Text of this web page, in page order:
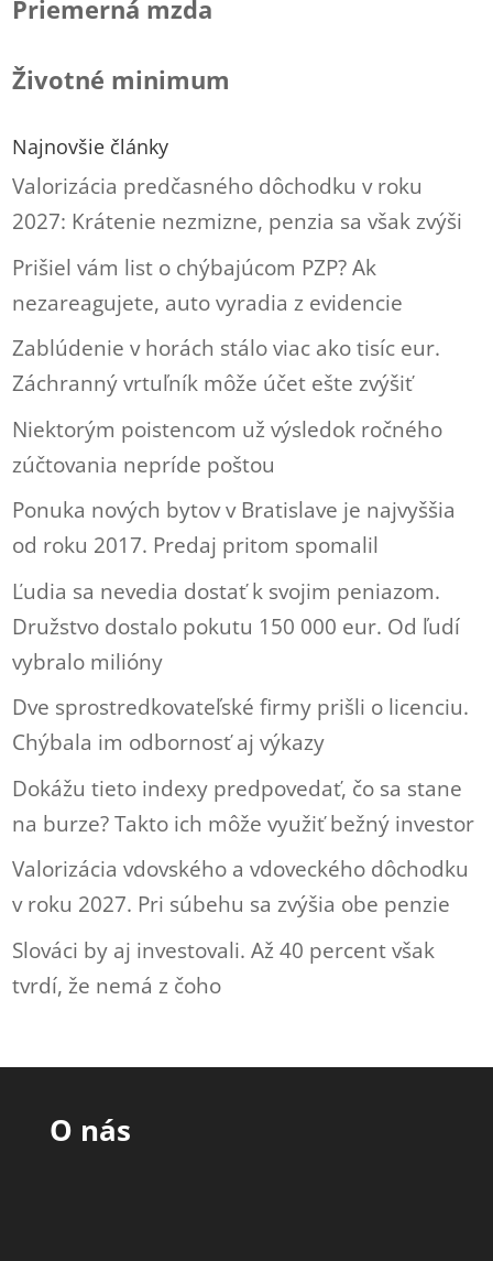
Priemerná mzda
Životné minimum
Najnovšie články
Valorizácia predčasného dôchodku v roku
2027: Krátenie nezmizne, penzia sa však zvýši
Prišiel vám list o chýbajúcom PZP? Ak
nezareagujete, auto vyradia z evidencie
Zablúdenie v horách stálo viac ako tisíc eur.
Záchranný vrtuľník môže účet ešte zvýšiť
Niektorým poistencom už výsledok ročného
zúčtovania nepríde poštou
Ponuka nových bytov v Bratislave je najvyššia
od roku 2017. Predaj pritom spomalil
Ľudia sa nevedia dostať k svojim peniazom.
Družstvo dostalo pokutu 150 000 eur. Od ľudí
vybralo milióny
Dve sprostredkovateľské firmy prišli o licenciu.
Chýbala im odbornosť aj výkazy
Dokážu tieto indexy predpovedať, čo sa stane
na burze? Takto ich môže využiť bežný investor
Valorizácia vdovského a vdoveckého dôchodku
v roku 2027. Pri súbehu sa zvýšia obe penzie
Slováci by aj investovali. Až 40 percent však
tvrdí, že nemá z čoho
O nás